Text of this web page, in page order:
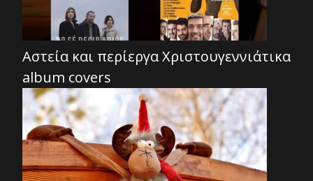
Αστεία και περίεργα Χριστουγεννιάτικα
album covers